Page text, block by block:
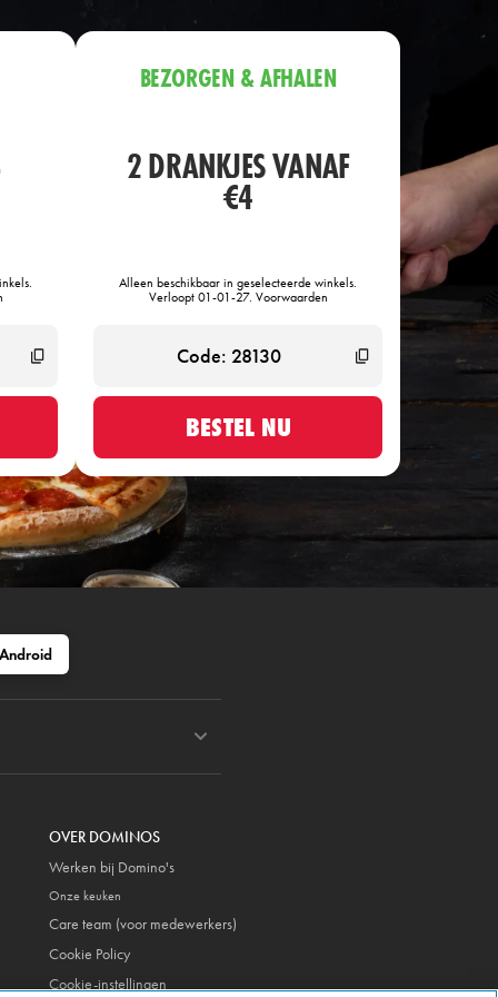
BEZORGEN & AFHALEN
2 DRANKJES VANAF
€4
Alleen beschikbaar in geselecteerde winkels.
Verloopt 01-01-27. Voorwaarden
BESTEL NU
OVER DOMINOS
Werken bij Domino's
Onze keuken
Care team (voor medewerkers)
Cookie Policy
Cookie-instellingen